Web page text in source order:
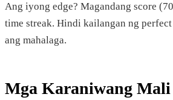
Ang iyong edge? Magandang score
time streak. Hindi kailangan ng
ang mahalaga.
Mga Karaniwang Mali